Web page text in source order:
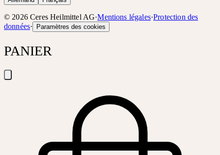
©2026 Ceres Heilmittel AG·Mentions légales·Protection des
données· Paramètres des cookies
PANIER